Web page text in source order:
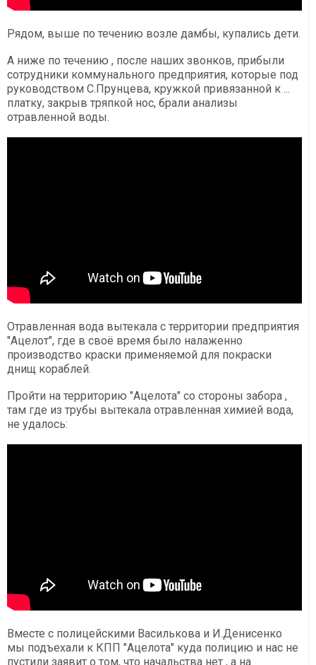
Рядом, выше по течению возле дамбы, купались дети.
А ниже по течению , после наших звонков, прибыли
сотрудники коммунального предприятия, которые под
руководством С.Прунцева, кружкой привязанной к ...
платку, закрыв тряпкой нос, брали анализы
отравленной воды.
Отравленная вода вытекала с территории предприятия
"Ацелот", где в своё время было налаженно
производство краски применяемой для покраски
днищ кораблей.
Пройти на территорию "Ацелота" со стороны забора ,
там где из трубы вытекала отравленная химией вода,
не удалось:
Вместе с полицейскими Василькова и И.Денисенко
мы подъехали к КПП "Ацелота" куда полицию и нас не
пустили заявит о том, что начальства нет , а на